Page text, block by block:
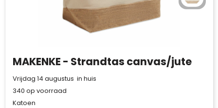
MAKENKE - Strandtas canvas/jute
Vrijdag 14 augustus in huis
340 op voorraad
Katoen